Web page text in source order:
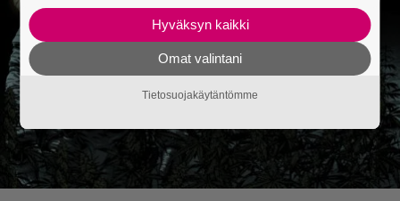
Hyväksyn kaikki
Omat valintani
Tietosuojakäytäntömme